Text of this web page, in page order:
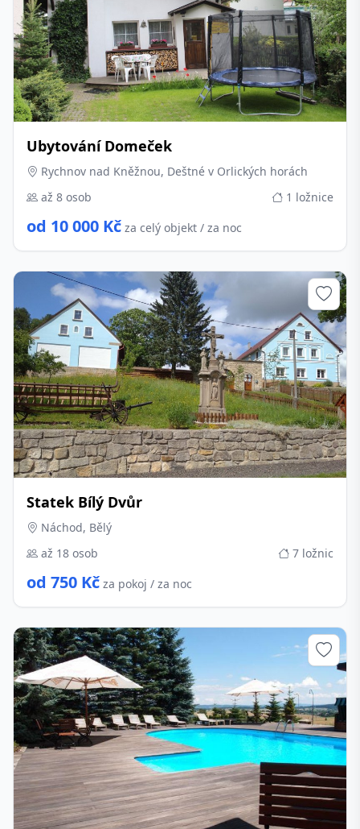
Ubytování Domeček
Rychnov nad Kněžnou, Deštné v Orlických horách
až 8 osob
1 ložnice
od 10 000 Kč za celý objekt / za noc
Statek Bílý Dvůr
Náchod, Bělý
až 18 osob
7 ložnic
od 750 Kč za pokoj / za noc